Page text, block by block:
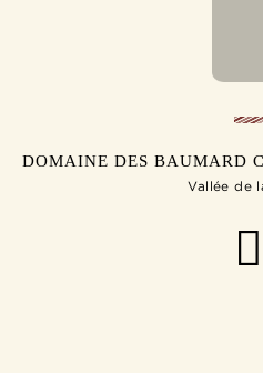
DOMAINE DES BAUMARD
Vallée de